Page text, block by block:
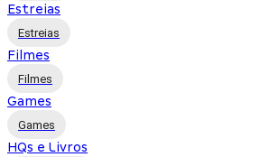
Estreias
Estreias
Filmes
Filmes
Games
Games
HQs e Livros